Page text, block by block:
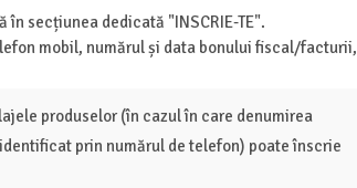
în secțiunea dedicată "INSCRIE-TE".
mobil, numărul și data bonului fiscal/facturii,
produselor (în cazul în care denumirea
prin numărul de telefon) poate înscrie